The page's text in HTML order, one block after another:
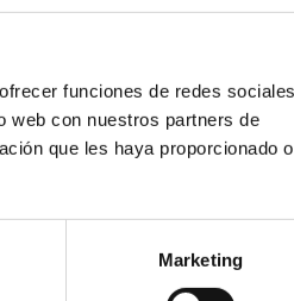
funciones de redes sociales
web con nuestros partners de
que les haya proporcionado o
Marketing
Cupones aplicables en todas las marcas
un cambio a tu baño y
¿Necesitas ayuda para